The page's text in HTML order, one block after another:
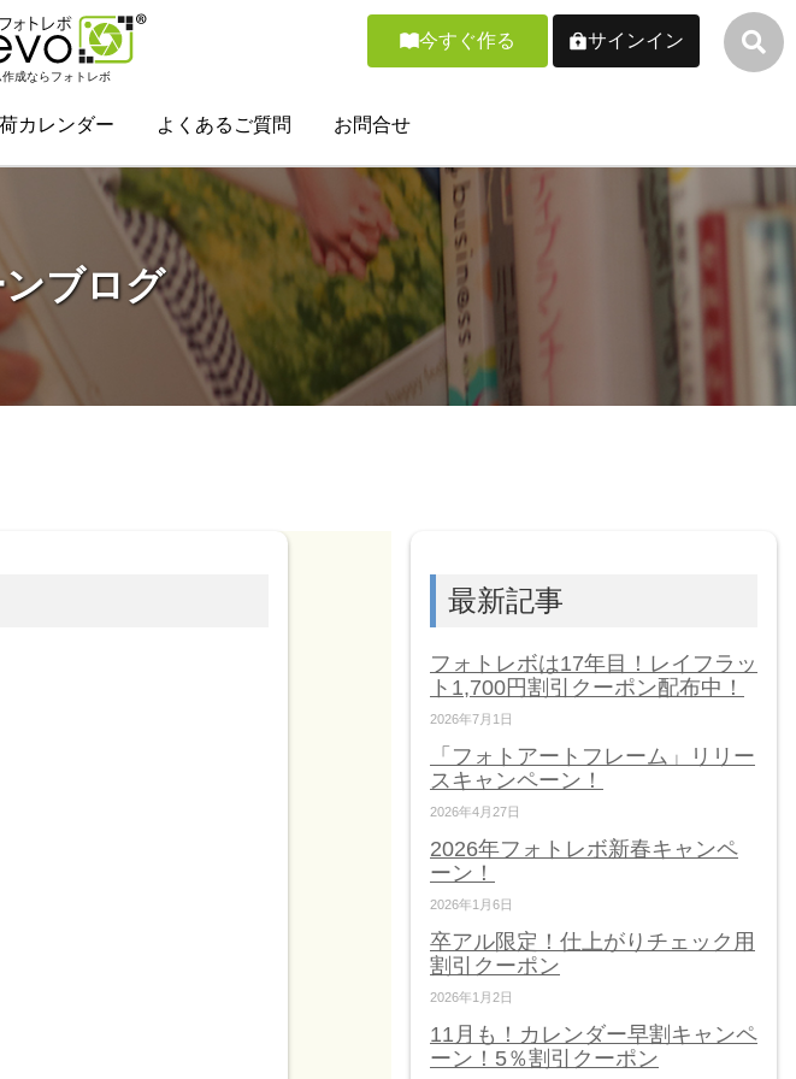
成ならフォトレボ
今すぐ作る サインイン
カレンダー よくあるご質問 お問合せ
ブログ
最新記事
フォトレボは17年目！レイフラッ
ト1,700円割引クーポン配布中！
2026年7月1日
「フォトアートフレーム」リリー
スキャンペーン！
2026年4月27日
2026年フォトレボ新春キャンペ
ーン！
2026年1月6日
卒アル限定！仕上がりチェック用
割引クーポン
2026年1月2日
11月も！カレンダー早割キャンペ
ーン！5％割引クーポン